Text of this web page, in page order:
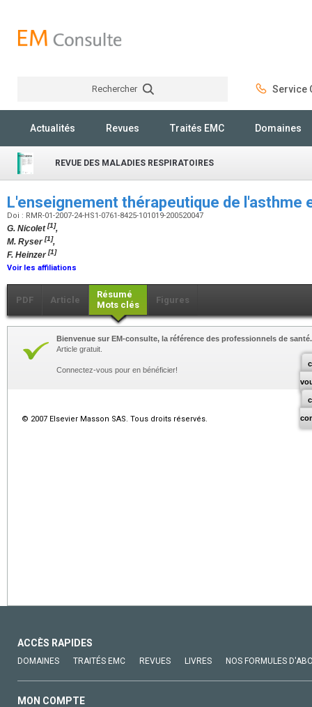
Rechercher Service
Actualités Revues Traités EMC Domaines
REVUE DES MALADIES RESPIRATOIRES
L'enseignement thérapeutique de l'asthme
Doi : RMR-01-2007-24-HS1-0761-8425-101019-200520047
G. Nicolet[1],
M. Ryser[1],
F. Heinzer[1]
Voir les affiliations
PDF Article
Résumé
Mots clés
Figures
Bienvenue sur EM-consulte, la référence des professionnels de santé.
Article gratuit.
Connectez-vous pour en bénéficier!
© 2007 Elsevier Masson SAS. Tous droits réservés.
ACCÈS RAPIDES
DOMAINES TRAITÉS EMC REVUES LIVRES NOS FORMULES
MON COMPTE